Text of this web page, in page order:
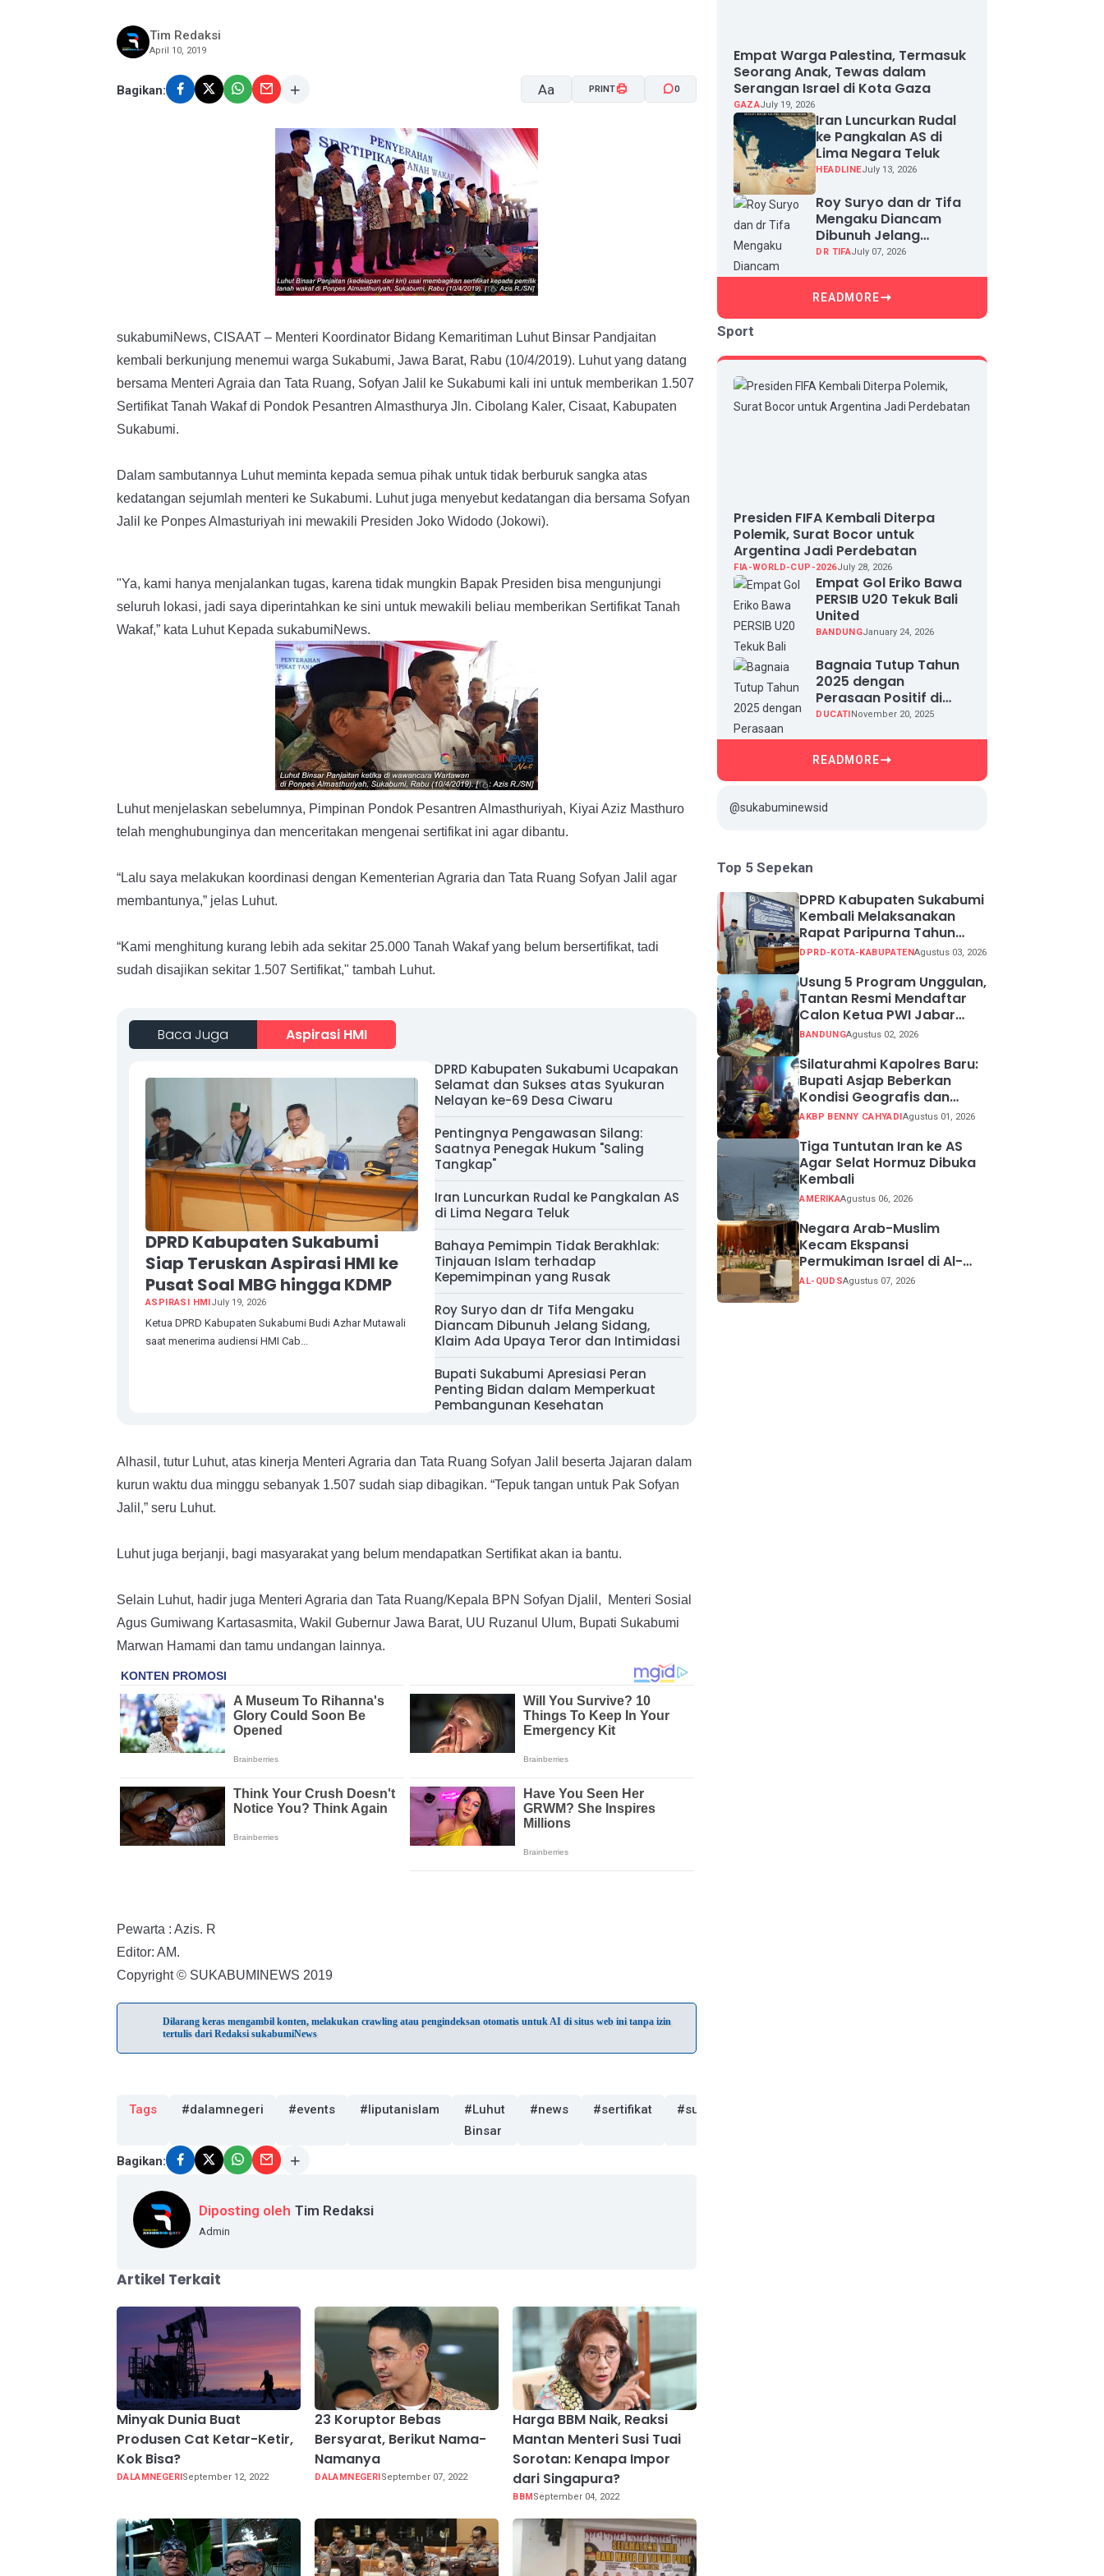
Tim Redaksi
April 10, 2019
Bagikan: Aa PRINT 0
sukabumiNews, CISAAT – Menteri Koordinator Bidang Kemaritiman Luhut Binsar Pandjaitan
kembali berkunjung menemui warga Sukabumi, Jawa Barat, Rabu (10/4/2019). Luhut yang datang
bersama Menteri Agraia dan Tata Ruang, Sofyan Jalil ke Sukabumi kali ini untuk memberikan 1.507
Sertifikat Tanah Wakaf di Pondok Pesantren Almasthurya Jln. Cibolang Kaler, Cisaat, Kabupaten
Sukabumi.
Dalam sambutannya Luhut meminta kepada semua pihak untuk tidak berburuk sangka atas
kedatangan sejumlah menteri ke Sukabumi. Luhut juga menyebut kedatangan dia bersama Sofyan
Jalil ke Ponpes Almasturiyah ini mewakili Presiden Joko Widodo (Jokowi).
"Ya, kami hanya menjalankan tugas, karena tidak mungkin Bapak Presiden bisa mengunjungi
seluruh lokasi, jadi saya diperintahkan ke sini untuk mewakili beliau memberikan Sertifikat Tanah
Wakaf,” kata Luhut Kepada sukabumiNews.
Luhut menjelaskan sebelumnya, Pimpinan Pondok Pesantren Almasthuriyah, Kiyai Aziz Masthuro
telah menghubunginya dan menceritakan mengenai sertifikat ini agar dibantu.
“Lalu saya melakukan koordinasi dengan Kementerian Agraria dan Tata Ruang Sofyan Jalil agar
membantunya,” jelas Luhut.
“Kami menghitung kurang lebih ada sekitar 25.000 Tanah Wakaf yang belum bersertifikat, tadi
sudah disajikan sekitar 1.507 Sertifikat," tambah Luhut.
Baca Juga Aspirasi HMI
DPRD Kabupaten Sukabumi
Siap Teruskan Aspirasi HMI ke
Pusat Soal MBG hingga KDMP
ASPIRASI HMIJuly 19, 2026
Ketua DPRD Kabupaten Sukabumi Budi Azhar Mutawali
saat menerima audiensi HMI Cab...
DPRD Kabupaten Sukabumi Ucapakan
Selamat dan Sukses atas Syukuran
Nelayan ke-69 Desa Ciwaru
Pentingnya Pengawasan Silang:
Saatnya Penegak Hukum "Saling
Tangkap"
Iran Luncurkan Rudal ke Pangkalan AS
di Lima Negara Teluk
Bahaya Pemimpin Tidak Berakhlak:
Tinjauan Islam terhadap
Kepemimpinan yang Rusak
Roy Suryo dan dr Tifa Mengaku
Diancam Dibunuh Jelang Sidang,
Klaim Ada Upaya Teror dan Intimidasi
Bupati Sukabumi Apresiasi Peran
Penting Bidan dalam Memperkuat
Pembangunan Kesehatan
Alhasil, tutur Luhut, atas kinerja Menteri Agraria dan Tata Ruang Sofyan Jalil beserta Jajaran dalam
kurun waktu dua minggu sebanyak 1.507 sudah siap dibagikan. “Tepuk tangan untuk Pak Sofyan
Jalil,” seru Luhut.
Luhut juga berjanji, bagi masyarakat yang belum mendapatkan Sertifikat akan ia bantu.
Selain Luhut, hadir juga Menteri Agraria dan Tata Ruang/Kepala BPN Sofyan Djalil, Menteri Sosial
Agus Gumiwang Kartasasmita, Wakil Gubernur Jawa Barat, UU Ruzanul Ulum, Bupati Sukabumi
Marwan Hamami dan tamu undangan lainnya.
Pewarta : Azis. R
Editor: AM.
Copyright © SUKABUMINEWS 2019
Dilarang keras mengambil konten, melakukan crawling atau pengindeksan otomatis untuk AI di situs web ini tanpa izin
tertulis dari Redaksi sukabumiNews
Tags #dalamnegeri #events #liputanislam
#Luhut
Binsar
#news #sertifikat #sukabumi
Bagikan:
Diposting oleh Tim Redaksi
Admin
Artikel Terkait
Minyak Dunia Buat
Produsen Cat Ketar-Ketir,
Kok Bisa?
DALAMNEGERI September 12, 2022
23 Koruptor Bebas
Bersyarat, Berikut Nama-
Namanya
DALAMNEGERI September 07, 2022
Harga BBM Naik, Reaksi
Mantan Menteri Susi Tuai
Sorotan: Kenapa Impor
dari Singapura?
BBM September 04, 2022
Empat Warga Palestina, Termasuk
Seorang Anak, Tewas dalam
Serangan Israel di Kota Gaza
GAZAJuly 19, 2026
Iran Luncurkan Rudal
ke Pangkalan AS di
Lima Negara Teluk
HEADLINEJuly 13, 2026
Roy Suryo dan dr Tifa
Mengaku Diancam
Dibunuh Jelang
Sidang, Klaim Ada
DR TIFAJuly 07, 2026
READMORE
Sport
Presiden FIFA Kembali Diterpa
Polemik, Surat Bocor untuk
Argentina Jadi Perdebatan
FIA-WORLD-CUP-2026July 28, 2026
Empat Gol Eriko Bawa
PERSIB U20 Tekuk Bali
United
BANDUNGJanuary 24, 2026
Bagnaia Tutup Tahun
2025 dengan
Perasaan Positif di
Valencia Test
DUCATINovember 20, 2025
READMORE
@sukabuminewsid
Top 5 Sepekan
DPRD Kabupaten Sukabumi
Kembali Melaksanakan
Rapat Paripurna Tahun
Sidang 2026
DPRD-KOTA-KABUPATENAgustus 03, 2026
Usung 5 Program Unggulan,
Tantan Resmi Mendaftar
Calon Ketua PWI Jabar
2026-2031
BANDUNGAgustus 02, 2026
Silaturahmi Kapolres Baru:
Bupati Asjap Beberkan
Kondisi Geografis dan
Potensi Kabupaten
AKBP BENNY CAHYADIAgustus 01, 2026
Tiga Tuntutan Iran ke AS
Agar Selat Hormuz Dibuka
Kembali
AMERIKAAgustus 06, 2026
Negara Arab-Muslim
Kecam Ekspansi
Permukiman Israel di Al-
Quds Timur
AL-QUDSAgustus 07, 2026